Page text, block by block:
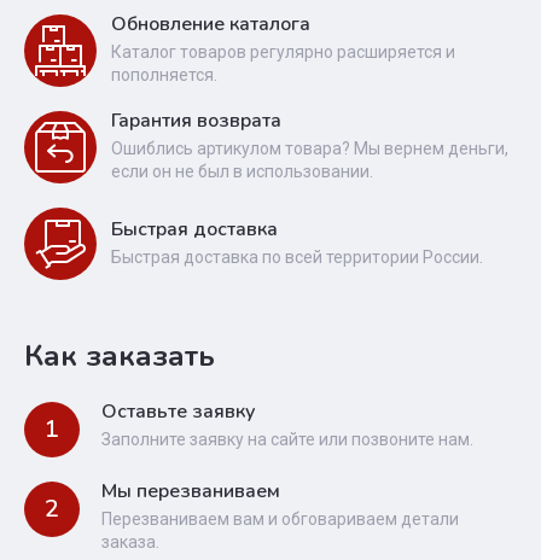
Обновление каталога
Каталог товаров регулярно расширяется и
пополняется.
Гарантия возврата
Ошиблись артикулом товара? Мы вернем деньги,
если он не был в использовании.
Быстрая доставка
Быстрая доставка по всей территории России.
Как заказать
1
Оставьте заявку
Заполните заявку на сайте или позвоните нам.
2
Мы перезваниваем
Перезваниваем вам и обговариваем детали
заказа.